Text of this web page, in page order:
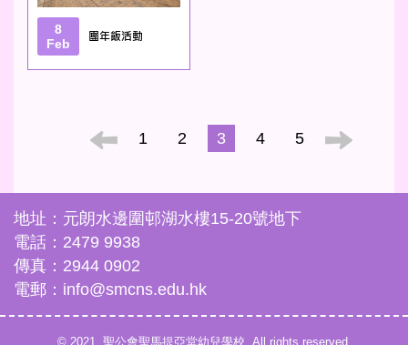
8
Feb
團年飯活動
1 2 3 4 5
地址：元朗水邊圍邨湖水樓15-20號地下
電話：2479 9938
傳真：2944 0902
電郵：info@smcns.edu.hk
© 2021. 聖公會聖馬提亞堂幼兒學校. All rights reserved.